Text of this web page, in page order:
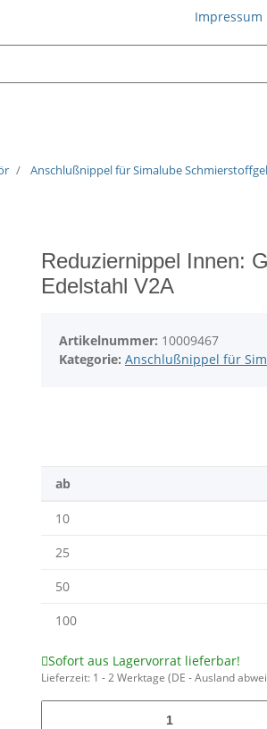
Impressum
Anschlußnippel für Simalube
Reduziernippel Innen:
Edelstahl V2A
Artikelnummer: 10009467
Kategorie: Anschlußnippel für
ab
10
25
50
100
Sofort aus Lagervorrat lieferbar!
Lieferzeit: 1 - 2 Werktage (DE - Ausland